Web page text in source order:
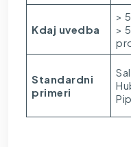
Kdaj uvedba
>
> 5
Standardni
primeri